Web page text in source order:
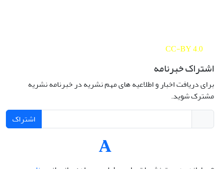
CC-BY 4.0
اشتراک خبرنامه
برای دریافت اخبار و اطلاعیه های مهم نشریه در خبرنامه نشریه
مشترک شوید.
اشتراک